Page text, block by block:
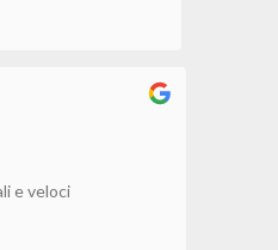
e veloci